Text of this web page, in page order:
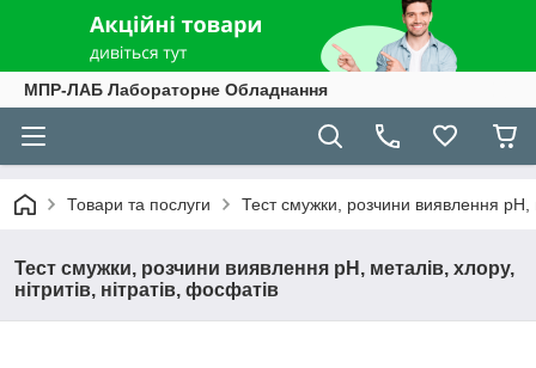
МПР-ЛАБ Лабораторне Обладнання
Товари та послуги Тест смужки, розчини виявлення рН,
Тест смужки, розчини виявлення рН, металів, хлору,
нітритів, нітратів, фосфатів